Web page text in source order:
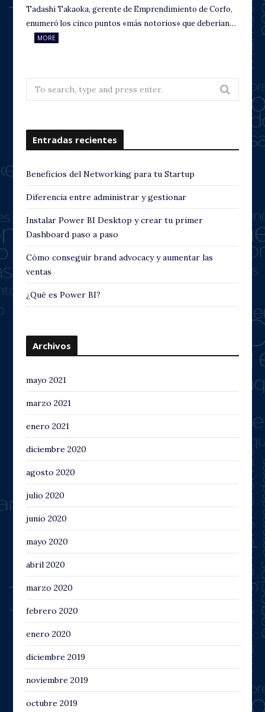
Tadashi Takaoka, gerente de Emprendimiento de Corfo,
enumeró los cinco puntos «más notorios» que deberían…
MORE
Search
for:
Entradas recientes
Beneficios del Networking para tu Startup
Diferencia entre administrar y gestionar
Instalar Power BI Desktop y crear tu primer
Dashboard paso a paso
Cómo conseguir brand advocacy y aumentar las
ventas
¿Qué es Power BI?
Archivos
mayo 2021
marzo 2021
enero 2021
diciembre 2020
agosto 2020
julio 2020
junio 2020
mayo 2020
abril 2020
marzo 2020
febrero 2020
enero 2020
diciembre 2019
noviembre 2019
octubre 2019